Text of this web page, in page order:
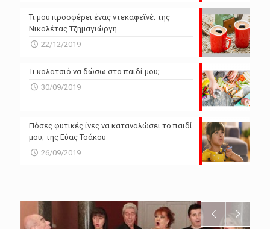
Τι μου προσφέρει ένας ντεκαφεϊνέ; της
Νικολέτας Τζημαγιώργη
22/12/2019
Τι κολατσιό να δώσω στο παιδί μου;
30/09/2019
Πόσες φυτικές ίνες να καταναλώσει το παιδί
μου; της Εύας Τσάκου
26/09/2019